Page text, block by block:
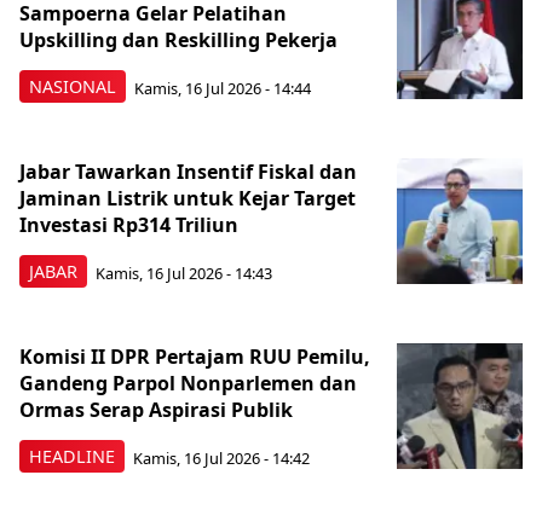
NASIONAL
Sampoerna Gelar Pelatihan
Upskilling dan Reskilling Pekerja
Kamis, 16 Jul 2026 - 14:44
JABAR
Jabar Tawarkan Insentif Fiskal dan
Jaminan Listrik untuk Kejar Target
Investasi Rp314 Triliun
Kamis, 16 Jul 2026 - 14:43
HEADLINE
Komisi II DPR Pertajam RUU Pemilu,
Gandeng Parpol Nonparlemen dan
Ormas Serap Aspirasi Publik
Kamis, 16 Jul 2026 - 14:42